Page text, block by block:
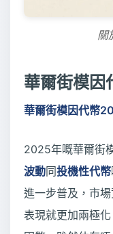
關
華爾街模
華爾街模因代幣
2025年嘅華爾街
波動同投機性代幣
進一步普及，市
表現就更加兩極